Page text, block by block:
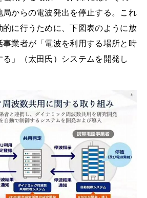
局からの電波発出を停止する。これ
的に行うために、下図表のように放
業者が「電波を利用する場所と時
る」（太田氏）システムを開発し